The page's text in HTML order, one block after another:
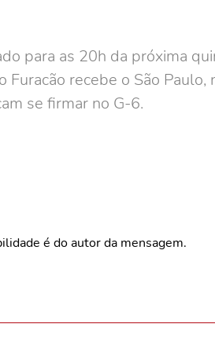
para as 20h da próxima
Furacão recebe o São
se firmar no G-6.
é do autor da mensagem.